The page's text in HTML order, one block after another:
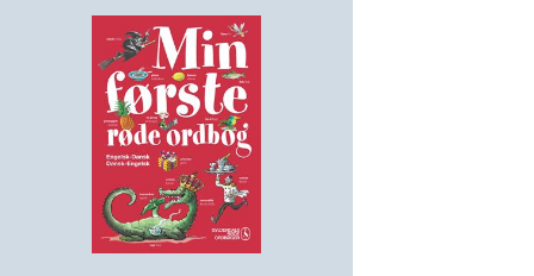
Både engelsk-dansk og dansk-engelsk ordliste med
mange eksempler for at præcisere betydningen.
30 temaplancher (At School, In the Zoo, My Room osv.)
med engelske ord, der henviser til billeder på
plancherne.
Kopiforlæg til glosekort, domino og memoryspil.